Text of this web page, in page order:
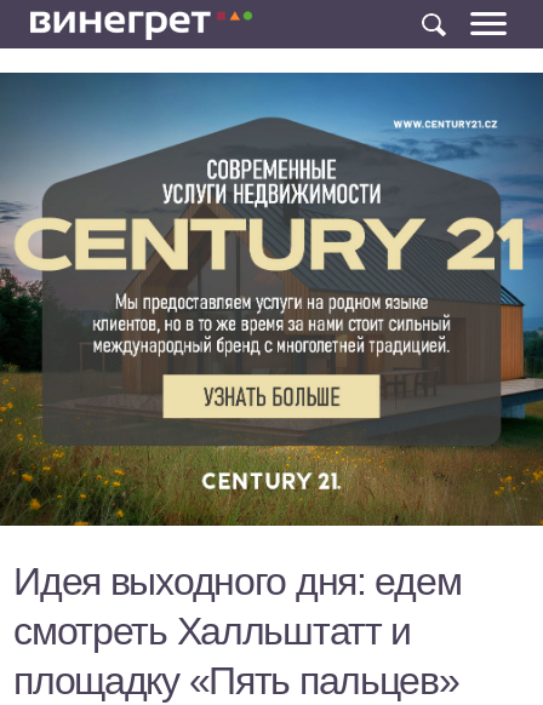
Идея выходного дня: едем
смотреть Халльштатт и
площадку «Пять пальцев»